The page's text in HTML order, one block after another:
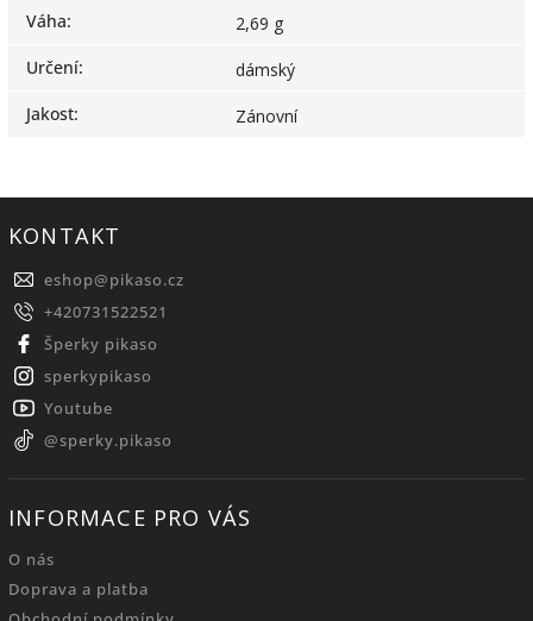
Váha:
2,69 g
Určení:
dámský
Jakost: Zánovní
KONTAKT
eshop@pikaso.cz
+420731522521
Šperky pikaso
sperkypikaso
Youtube
@sperky.pikaso
INFORMACE PRO VÁS
O nás
Doprava a platba